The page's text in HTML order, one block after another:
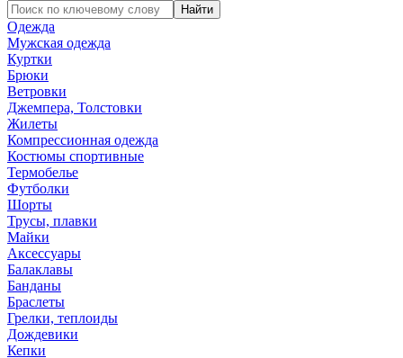
Найти
Одежда
Мужская одежда
Куртки
Брюки
Ветровки
Джемпера, Толстовки
Жилеты
Компрессионная одежда
Костюмы спортивные
Термобелье
Футболки
Шорты
Трусы, плавки
Майки
Аксессуары
Балаклавы
Банданы
Браслеты
Грелки, теплоиды
Дождевики
Кепки